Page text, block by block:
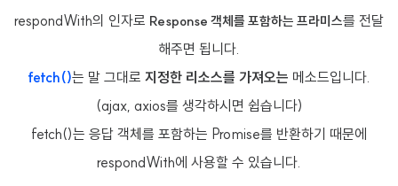
respondWith의 인자로 Response 객체를 포함하는 프라미스를 전달
해주면 됩니다.
fetch()는 말 그대로 지정한 리소스를 가져오는 메소드입니다.
(ajax, axios를 생각하시면 쉽습니다)
fetch()는 응답 객체를 포함하는 Promise를 반환하기 때문에
respondWith에 사용할 수 있습니다.